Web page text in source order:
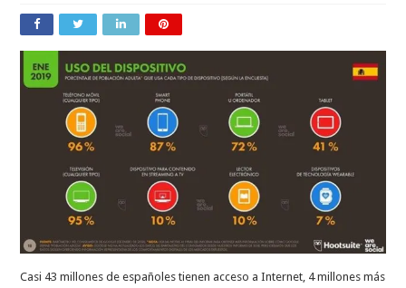
Casi 43 millones de españoles tienen acceso a Internet, 4 millones más